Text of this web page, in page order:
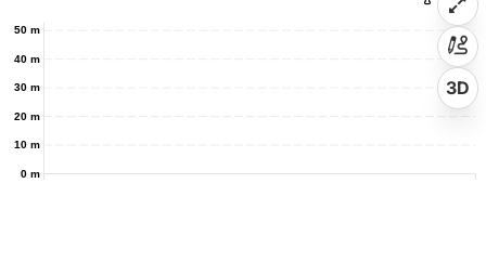
0 m
10 m
20 m
30 m
40 m
50 m
3D